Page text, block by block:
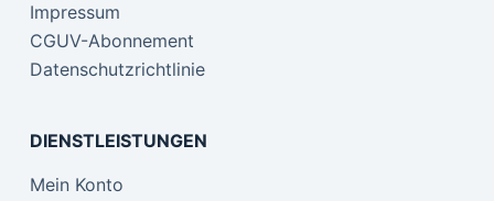
Impressum
CGUV-Abonnement
Datenschutzrichtlinie
DIENSTLEISTUNGEN
Mein Konto